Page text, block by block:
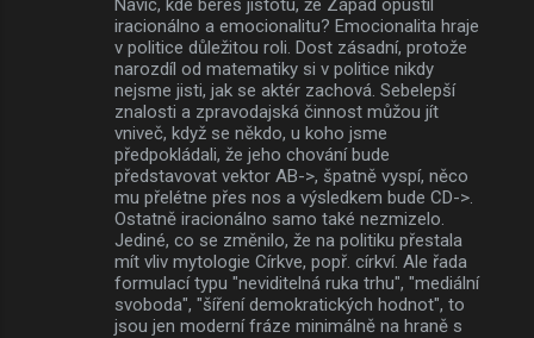
iracionálno a emocionalitu? Emocionalita hraje
v politice důležitou roli. Dost zásadní, protože
narozdíl od matematiky si v politice nikdy
nejsme jisti, jak se aktér zachová. Sebelepší
znalosti a zpravodajská činnost můžou jít
vniveč, když se někdo, u koho jsme
předpokládali, že jeho chování bude
představovat vektor AB->, špatně vyspí, něco
mu přelétne přes nos a výsledkem bude CD->.
Ostatně iracionálno samo také nezmizelo.
Jediné, co se změnilo, že na politiku přestala
mít vliv mytologie Církve, popř. církví. Ale řada
formulací typu "neviditelná ruka trhu", "mediální
svoboda", "šíření demokratických hodnot", to
jsou jen moderní fráze minimálně na hraně s